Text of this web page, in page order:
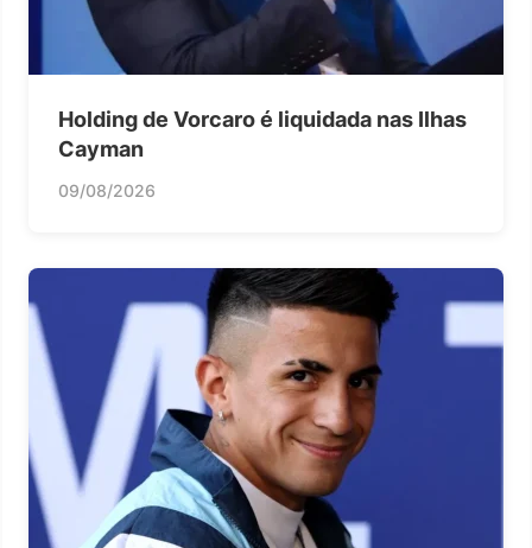
Holding de Vorcaro é liquidada nas Ilhas
Cayman
09/08/2026